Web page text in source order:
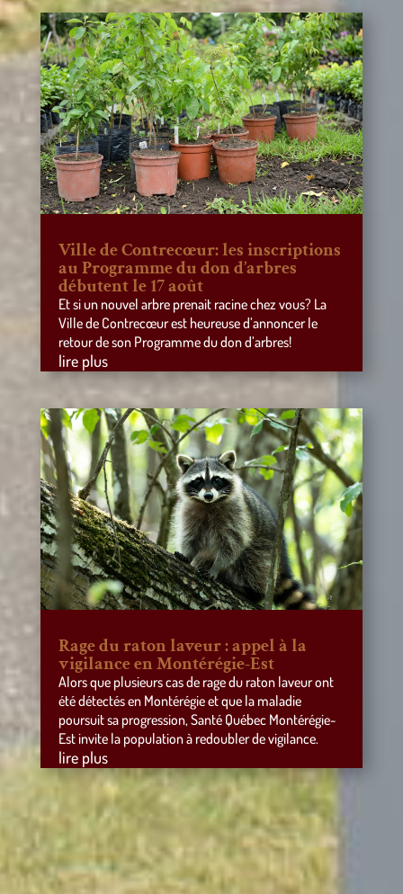
Ville de Contrecœur: les inscriptions
au Programme du don d’arbres
débutent le 17 août
Et si un nouvel arbre prenait racine chez vous? La
Ville de Contrecœur est heureuse d’annoncer le
retour de son Programme du don d’arbres!
lire plus
Rage du raton laveur : appel à la
vigilance en Montérégie-Est
Alors que plusieurs cas de rage du raton laveur ont
été détectés en Montérégie et que la maladie
poursuit sa progression, Santé Québec Montérégie-
Est invite la population à redoubler de vigilance.
lire plus